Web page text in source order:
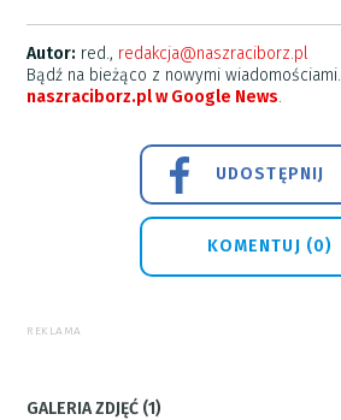
Autor: red., redakcja@naszraciborz.pl
Bądź na bieżąco z nowymi wiadomościami.
naszraciborz.pl w Google News.
UDOSTĘPNIJ
KOMENTUJ (0)
REKLAMA
GALERIA ZDJĘĆ (1)